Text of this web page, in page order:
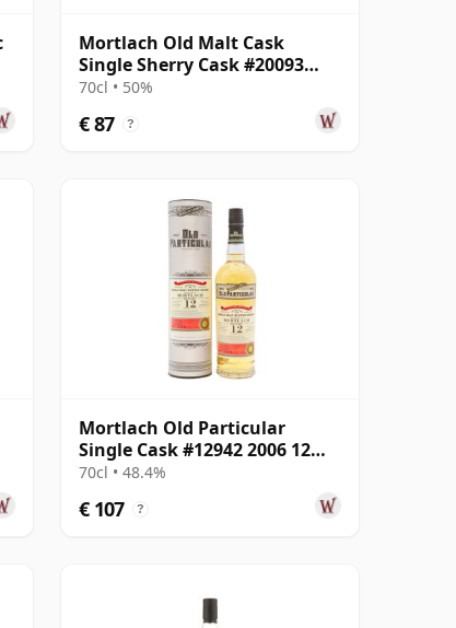
Mortlach Old Malt Cask
Single Sherry Cask #20093
2008 14 jaar oud
70cl • 50%
€ 87 ?
Mortlach Old Particular
Single Cask #12942 2006 12
jaar oud
70cl • 48.4%
€ 107 ?